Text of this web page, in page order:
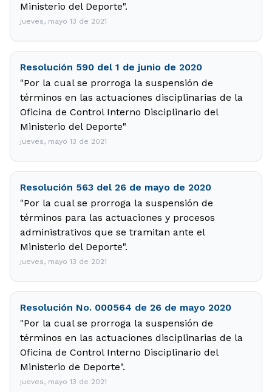
Ministerio del Deporte".
jueves, mayo 13 de 2021
Resolución 590 del 1 de junio de 2020
"Por la cual se prorroga la suspensión de
términos en las actuaciones disciplinarias de la
Oficina de Control Interno Disciplinario del
Ministerio del Deporte"
jueves, mayo 13 de 2021
Resolución 563 del 26 de mayo de 2020
"Por la cual se prorroga la suspensión de
términos para las actuaciones y procesos
administrativos que se tramitan ante el
Ministerio del Deporte".
jueves, mayo 13 de 2021
Resolución No. 000564 de 26 de mayo 2020
"Por la cual se prorroga la suspensión de
términos en las actuaciones disciplinarias de la
Oficina de Control Interno Disciplinario del
Ministerio de Deporte".
jueves, mayo 13 de 2021